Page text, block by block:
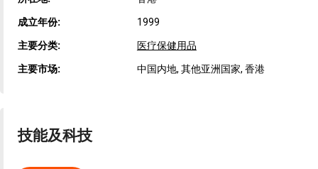
成立年份: 1999
主要分类: 医疗保健用品
主要市场: 中国内地, 其他亚洲国家, 香港
技能及科技